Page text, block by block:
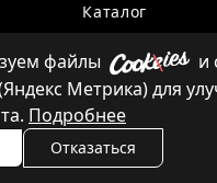
Каталог
Контакты
файлы
и
Метрика) для
Подробнее
Отказаться